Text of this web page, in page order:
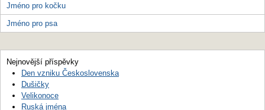
Jméno pro kočku
Jméno pro psa
Nejnovější příspěvky
Den vzniku Československa
Dušičky
Velikonoce
Ruská jména